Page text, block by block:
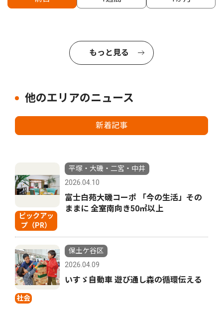
もっと見る
他のエリアのニュース
新着記事
ピックアッ
プ（PR）
平塚・大磯・二宮・中井
2026.04.10
富士白苑大磯コーポ 「今の生活」その
ままに 全室南向き50㎡以上
社会
保土ケ谷区
2026.04.09
いすゞ自動車 遊び通し森の循環伝える